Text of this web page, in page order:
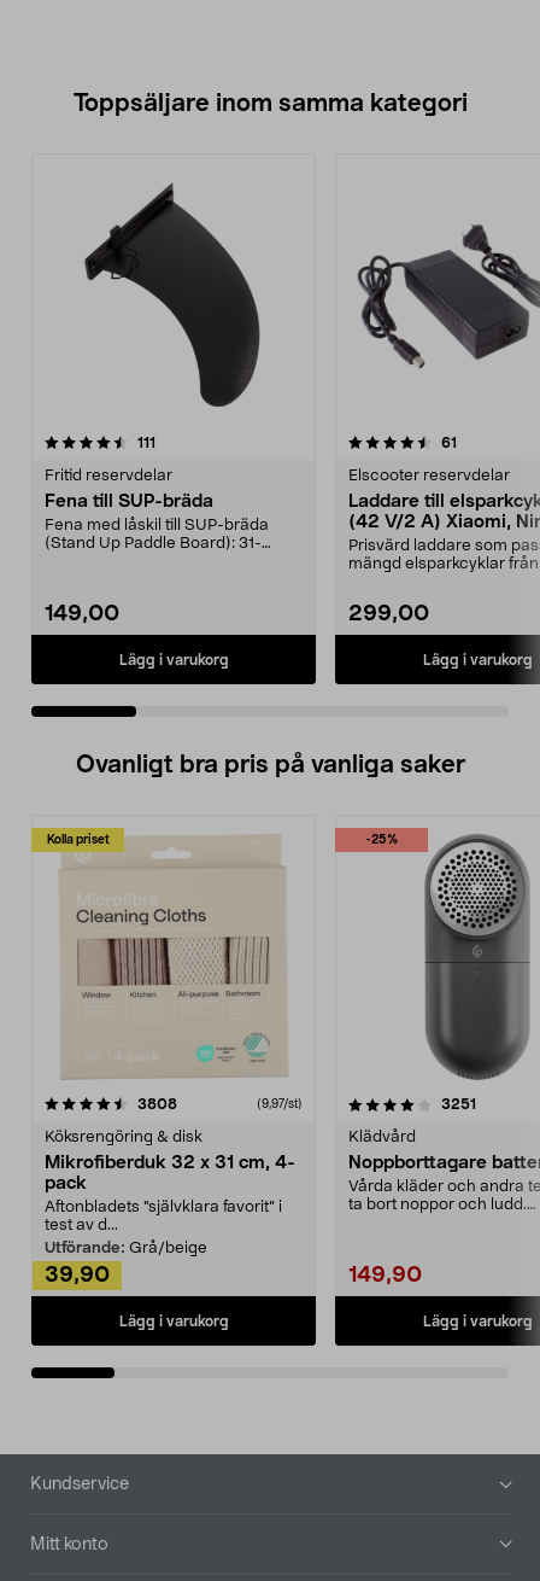
Toppsäljare inom samma kategori
111
Fritid reservdelar
Fena till SUP-bräda
Fena med låskil till SUP-bräda
(Stand Up Paddle Board): 31-
149,00
Lägg i varukorg
4.5 av 5 stjärnor 61
Elscooter reservdelar
Laddare till
(42 V/2 A) Xiaomi,
E-Way m.fl.
Prisvärd laddare som
mängd elsparkcyklar från
299,00
Lägg i varukorg
4.5 av 5 stjärnor
Ovanligt bra pris på vanliga saker
Kolla priset
3808recensioner (9,97/st)
Köksrengöring & disk
Mikrofiberduk 32 x 31 cm, 4-
pack
Aftonbladets "självklara favorit” i
test av d...
Utförande: Grå/beige
39,90
Lägg i varukorg
-25%
4.0av 5 stjärnor 3251
Klädvård
Noppborttagare
Vårda kläder och andra
ta bort noppor och ludd.
149,90
Lägg i varukorg
4.5av 5 stjärnor
Sidfot
Kundservice
Mitt konto